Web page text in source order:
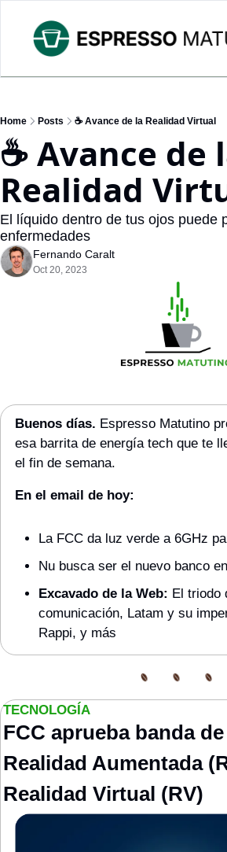
ARCHIVO
Home Posts ☕ Avance de la Realidad Virtual
☕ Avance de
Realidad
El líquido dentro de tus ojos puede
enfermedades
Fernando Caralt
Oct 20, 2023
Buenos días. Espresso Matutino
esa barrita de energía tech que te
el fin de semana.
En el email de hoy:
La FCC da luz verde a 6GHz
Nu busca ser el nuevo banco
Excavado de la Web: El triodo
comunicación, Latam y su
Rappi, y más
TECNOLOGÍA
FCC aprueba banda
Realidad Aumentada
Realidad Virtual (RV)